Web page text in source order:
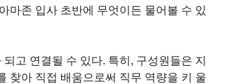
마존 입사 초반에 무엇이든 물어볼 수 있
고 연결될 수 있다. 특히, 구성원들은 지
찾아 직접 배움으로써 직무 역량을 키 울